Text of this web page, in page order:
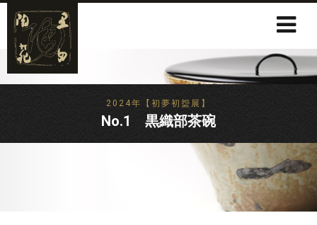
2024年【初夢初盌展】
No.1 黒織部茶碗